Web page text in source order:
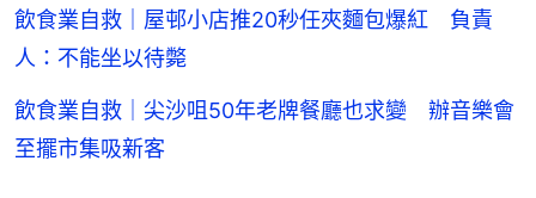
飲食業自救｜屋邨小店推20秒任夾麵包爆紅 負責
人：不能坐以待斃
飲食業自救｜尖沙咀50年老牌餐廳也求變 辦音樂會
至擺市集吸新客